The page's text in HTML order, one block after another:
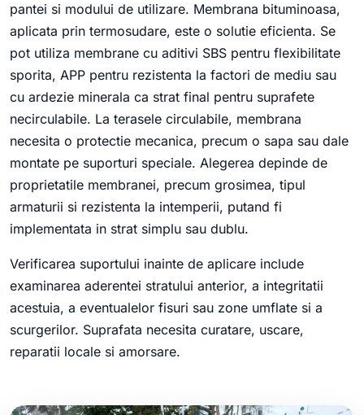
pantei si modului de utilizare. Membrana bituminoasa,
aplicata prin termosudare, este o solutie eficienta. Se
pot utiliza membrane cu aditivi SBS pentru flexibilitate
sporita, APP pentru rezistenta la factori de mediu sau
cu ardezie minerala ca strat final pentru suprafete
necirculabile. La terasele circulabile, membrana
necesita o protectie mecanica, precum o sapa sau dale
montate pe suporturi speciale. Alegerea depinde de
proprietatile membranei, precum grosimea, tipul
armaturii si rezistenta la intemperii, putand fi
implementata in strat simplu sau dublu.
Verificarea suportului inainte de aplicare include
examinarea aderentei stratului anterior, a integritatii
acestuia, a eventualelor fisuri sau zone umflate si a
scurgerilor. Suprafata necesita curatare, uscare,
reparatii locale si amorsare.